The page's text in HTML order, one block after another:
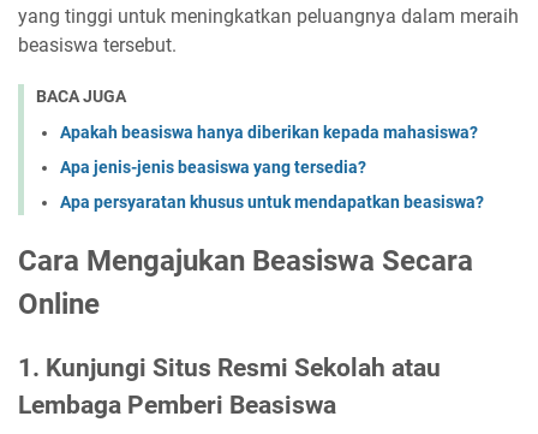
yang tinggi untuk meningkatkan peluangnya dalam meraih
beasiswa tersebut.
BACA JUGA
Apakah beasiswa hanya diberikan kepada mahasiswa?
Apa jenis-jenis beasiswa yang tersedia?
Apa persyaratan khusus untuk mendapatkan beasiswa?
Cara Mengajukan Beasiswa Secara
Online
1. Kunjungi Situs Resmi Sekolah atau
Lembaga Pemberi Beasiswa